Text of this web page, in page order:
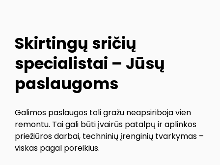
Skirtingų sričių
specialistai – Jūsų
paslaugoms
Galimos paslaugos toli gražu neapsiriboja vien
remontu. Tai gali būti įvairūs patalpų ir aplinkos
priežiūros darbai, techninių įrenginių tvarkymas –
viskas pagal poreikius.